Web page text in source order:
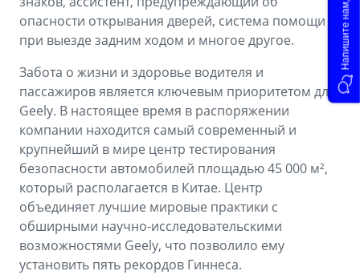
опасности открывания дверей, система помощи
при выезде задним ходом и многое другое.
Забота о жизни и здоровье водителя и
пассажиров является ключевым приоритетом для
Geely. В настоящее время в распоряжении
компании находится самый современный и
крупнейший в мире центр тестирования
безопасности автомобилей площадью 45 000 м²,
который располагается в Китае. Центр
объединяет лучшие мировые практики с
обширными научно-исследовательскими
возможностями Geely, что позволило ему
установить пять рекордов Гиннеса.